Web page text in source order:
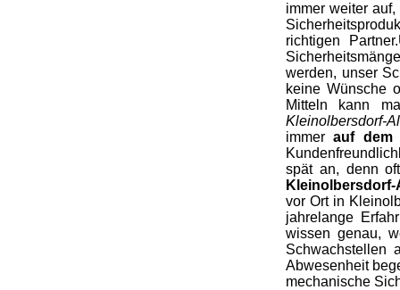
immer weiter
richtigen
werden, unser
keine Wünsche
Mitteln kann
Kleinolbersdorf-
immerauf dem
spät an, denn
vor Ort in
jahrelange
wissen genau,
Schwachstellen
Abwesenheit
mechanische